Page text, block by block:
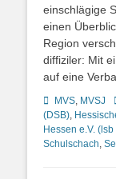
einschlägige
einen
Region
diffiziler: Mit
auf eine
Kategorien
MVS, MVSJ
(DSB),
Hessen e.V. (lsb
Schulschach,